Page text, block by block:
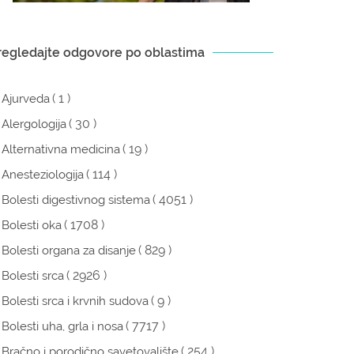
odgovore po oblastima
Ajurveda( 1 )
Alergologija( 30 )
Alternativna medicina( 19 )
Anesteziologija( 114 )
Bolesti digestivnog sistema( 4051 )
Bolesti oka( 1708 )
Bolesti organa za disanje( 829 )
Bolesti srca( 2926 )
Bolesti srca i krvnih sudova( 9 )
Bolesti uha, grla i nosa( 7717 )